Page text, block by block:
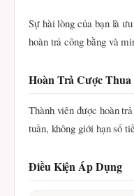
Sự hài lòng của bạn là
hoàn trả công bằng và
Hoàn Trả Cược Thua
Thành viên được hoàn
tuần, không giới hạn số
Điều Kiện Áp Dụng